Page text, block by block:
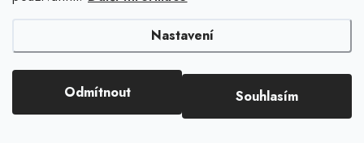
Nastavení
Odmítnout Souhlasím